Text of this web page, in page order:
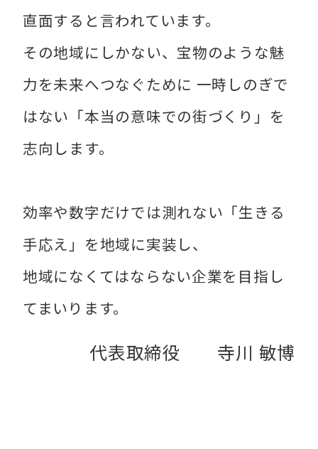
直面すると言われています。
その地域にしかない、宝物のような魅
力を未来へつなぐために 一時しのぎで
はない「本当の意味での街づくり」を
志向します。
効率や数字だけでは測れない「生きる
手応え」を地域に実装し、
地域になくてはならない企業を目指し
てまいります。
代表取締役 寺川 敏博